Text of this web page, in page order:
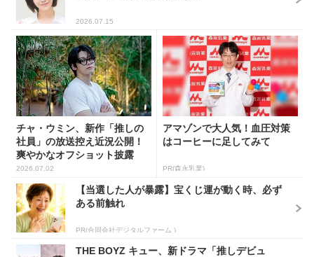
2026.07.15
チャ・ウミン、新作「推しの
社員」の放送控え近況公開！
爽やかなオフショット披露
2026.07.02
アマゾンで大人気！血圧対策
はコーヒーに足してみて
PR(森永乳業)
【当選した人が暴露】宝くじ運が動く時、必ず
ある前触れ
PR(合同会社デジタルファーム )
THE BOYZ キュー、新ドラマ「推しデビュ